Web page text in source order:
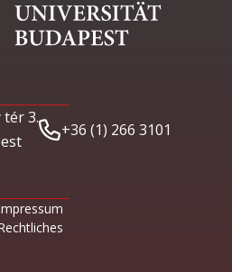
tér 3.
+36 (1) 266 3101